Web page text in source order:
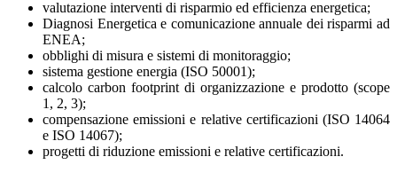
valutazione interventi di risparmio ed efficienza energetica;
Diagnosi Energetica e comunicazione annuale dei risparmi ad
ENEA;
obblighi di misura e sistemi di monitoraggio;
sistema gestione energia (ISO 50001);
calcolo carbon footprint di organizzazione e prodotto (scope
1, 2, 3);
compensazione emissioni e relative certificazioni (ISO 14064
e ISO 14067);
progetti di riduzione emissioni e relative certificazioni.